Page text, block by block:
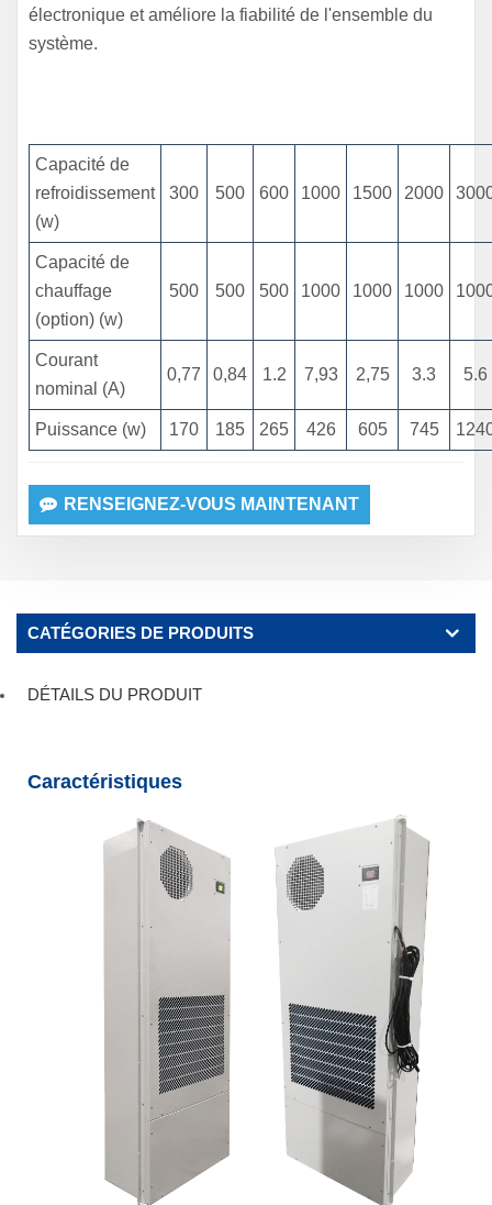
électronique et améliore la fiabilité de l'ensemble du
système.
Capacité de
refroidissement
(w)
300 500 600 1000 1500 2000
Capacité de
chauffage
(option) (w)
500 500 500 1000 1000 1000
Courant
nominal (A)
0,77 0,84 1.2 7,93 2,75 3.3 5.6
Puissance (w) 170 185 265 426 605 745
RENSEIGNEZ-VOUS MAINTENANT
CATÉGORIES DE PRODUITS
DÉTAILS DU PRODUIT
Caractéristiques